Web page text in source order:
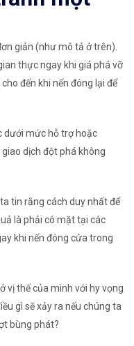
giản (như mô tả ở trên).
thực ngay khi giá phá vỡ
đến khi nến đóng lại để
dưới mức hỗ trợ hoặc
dịch đột phá không
tin rằng cách duy nhất để
là phải có mặt tại các
khi nến đóng cửa trong
vị thế của mình với hy vọng
gì sẽ xảy ra nếu chúng ta
bùng phát?